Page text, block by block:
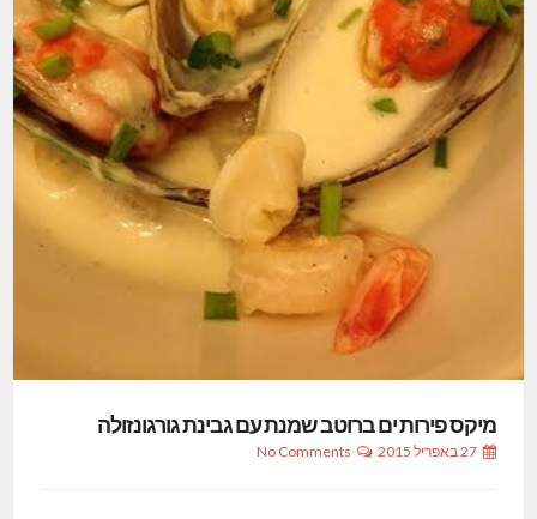
מיקס פירות ים ברוטב שמנת עם גבינת גורגונזולה
27 באפריל 2015 No Comments